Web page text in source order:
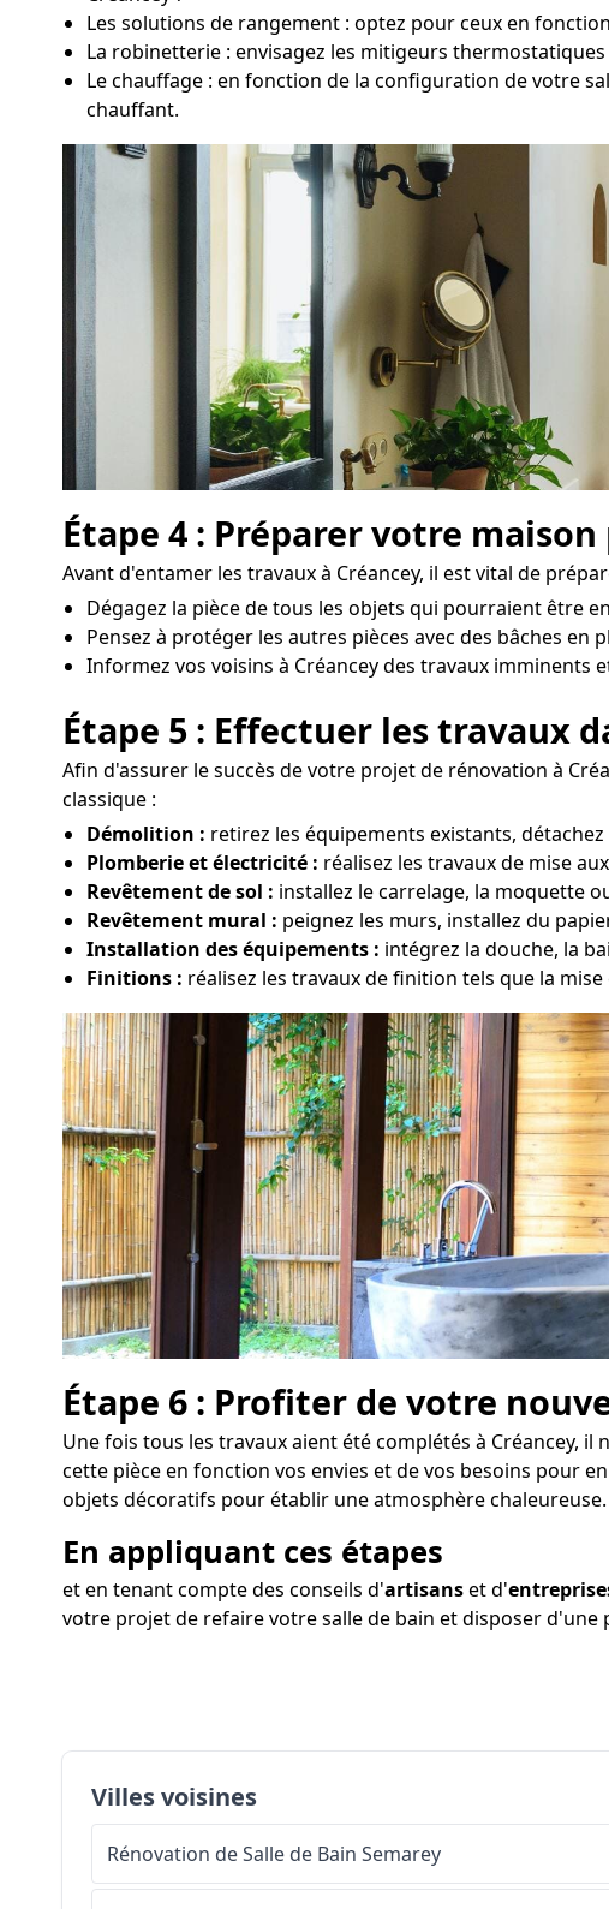
Les solutions de rangement : optez pour ceux en
La robinetterie : envisagez les mitigeurs
Le chauffage : en fonction de la configuration de votre
chauffant.
Étape 4 : Préparer votre
Avant d'entamer les travaux à Créancey, il est vital de
Dégagez la pièce de tous les objets qui pourraient être
Pensez à protéger les autres pièces avec des bâches
Informez vos voisins à Créancey des travaux imminents
Étape 5 : Effectuer les travaux
Afin d'assurer le succès de votre projet de rénovation à
classique :
Démolition : retirez les équipements existants,
Plomberie et électricité : réalisez les travaux de mise
Revêtement de sol : installez le carrelage, la moquette
Revêtement mural : peignez les murs, installez du
Installation des équipements : intégrez la douche, la
Finitions : réalisez les travaux de finition tels que la
Étape 6 : Profiter de votre
Une fois tous les travaux aient été complétés à Créancey,
cette pièce en fonction vos envies et de vos besoins pour
objets décoratifs pour établir une atmosphère chaleureuse.
En appliquant ces étapes
et en tenant compte des conseils d'artisanset d'
votre projet de refaire votre salle de bain et disposer
Villes voisines
Rénovation de Salle de Bain Semarey